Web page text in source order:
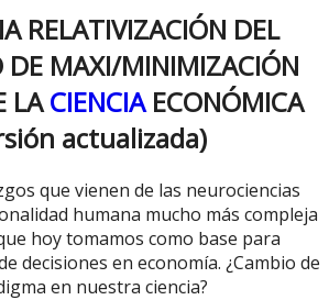
RELATIVIZACIÓN DEL
DE MAXI/MINIMIZACIÓN
LACIENCIAECONÓMICA
actualizada)
que vienen de las neurociencias
humana mucho más compleja
hoy tomamos como base para
decisiones en economía. ¿Cambio de
en nuestra ciencia?